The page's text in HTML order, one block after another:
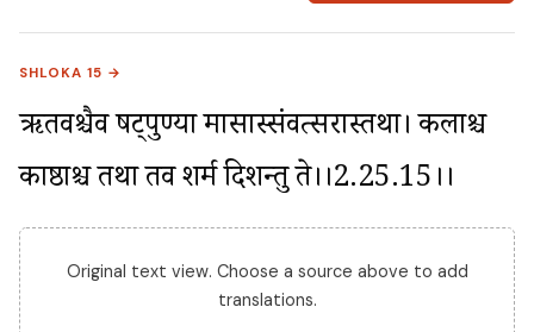
SHLOKA 15 →
ऋतवश्चैव षट्पुण्या मासास्संवत्सरास्तथा। कलाश्च
काष्ठाश्च तथा तव शर्म दिशन्तु ते।।2.25.15।।
Original text view. Choose a source above to add
translations.